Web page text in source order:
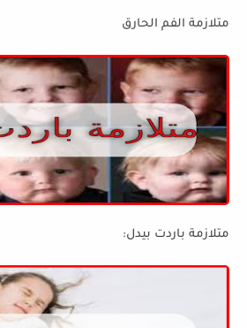
متلازمة الفم الحارق
متلازمة باردت بيدل: